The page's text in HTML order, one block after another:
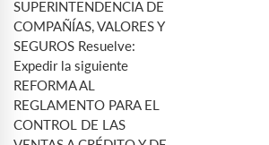
SUPERINTENDENCIA DE
COMPAÑÍAS, VALORES Y
SEGUROS Resuelve:
Expedir la siguiente
REFORMA AL
REGLAMENTO PARA EL
CONTROL DE LAS